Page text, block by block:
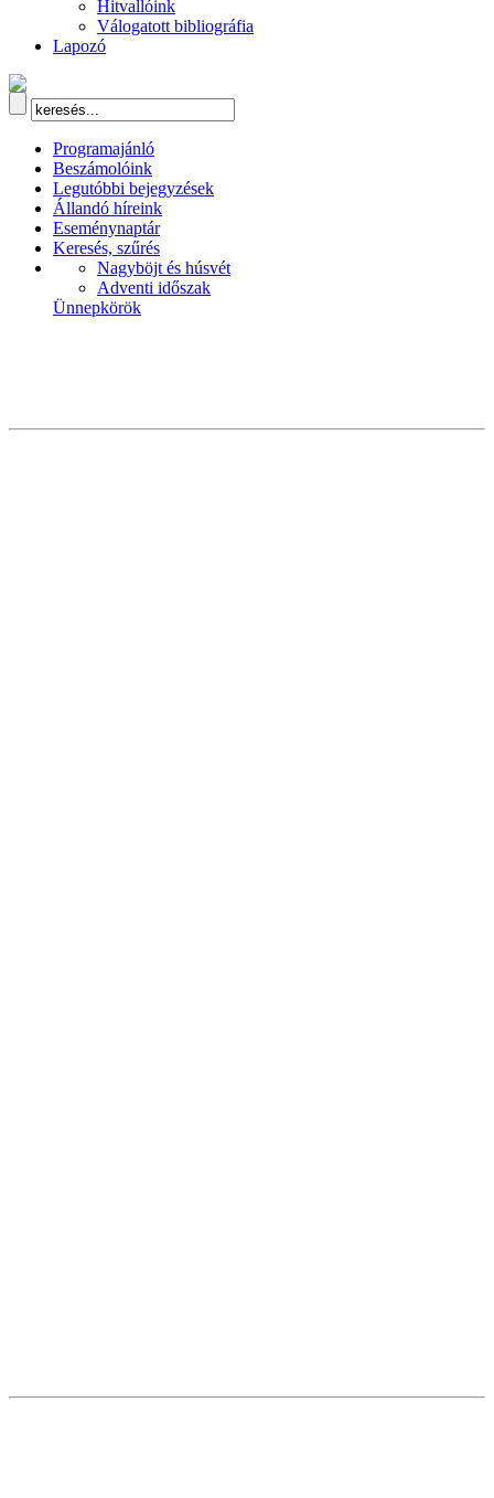
Hitvallóink
Válogatott bibliográfia
Lapozó
Programajánló
Beszámolóink
Legutóbbi bejegyzések
Állandó híreink
Eseménynaptár
Keresés, szűrés
Nagyböjt és húsvét
Adventi időszak
Ünnepkörök